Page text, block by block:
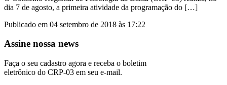
dia 7 de agosto, a primeira atividade da programação do […]
Publicado em 04 setembro de 2018 às 17:22
Assine nossa news
Faça o seu cadastro agora e receba o boletim
eletrônico do CRP-03 em seu e-mail.